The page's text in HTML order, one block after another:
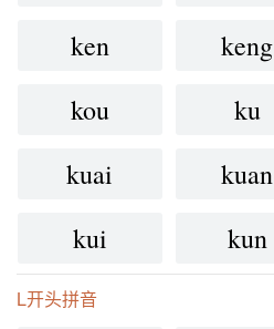
ken
keng
kou
ku
kuai
kuan
kui
kun
L开头拼音